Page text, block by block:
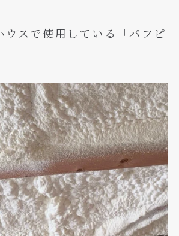
ウスで使用している「パフピ